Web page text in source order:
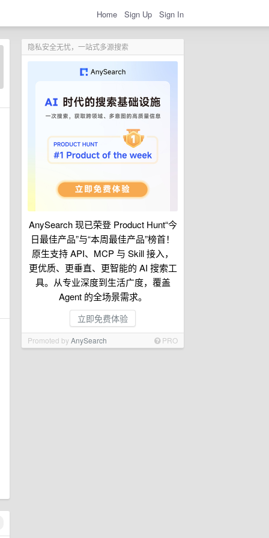
Home Sign Up Sign In
隐私安全无忧，一站式多源搜索
AnySearch 现已荣登 Product Hunt“今
日最佳产品”与“本周最佳产品”榜首！
原生支持 API、MCP 与 Skill 接入，
更优质、更垂直、更智能的 AI 搜索工
具。从专业深度到生活广度，覆盖
Agent 的全场景需求。
立即免费体验
Promoted byAnySearch PRO